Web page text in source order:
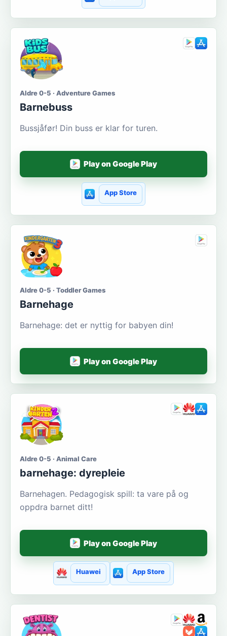
Aldre 0-5 · Adventure Games
Barnebuss
Bussjåfør! Din buss er klar for turen.
Play on Google Play
App Store
Aldre 0-5 · Toddler Games
Barnehage
Barnehage: det er nyttig for babyen din!
Play on Google Play
Aldre 0-5 · Animal Care
barnehage: dyrepleie
Barnehagen. Pedagogisk spill: ta vare på og
oppdra barnet ditt!
Play on Google Play
Huawei App Store